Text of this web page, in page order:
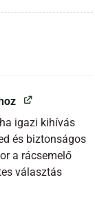
igazi kihívás
és biztonságos
a rácsemelő
választás